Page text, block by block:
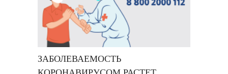
ЗАБОЛЕВАЕМОСТЬ